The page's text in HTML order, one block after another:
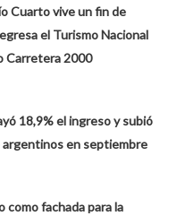
Cuarto vive un fin de
el Turismo Nacional
Carretera 2000
18,9% el ingreso y subió
argentinos en septiembre
como fachada para la